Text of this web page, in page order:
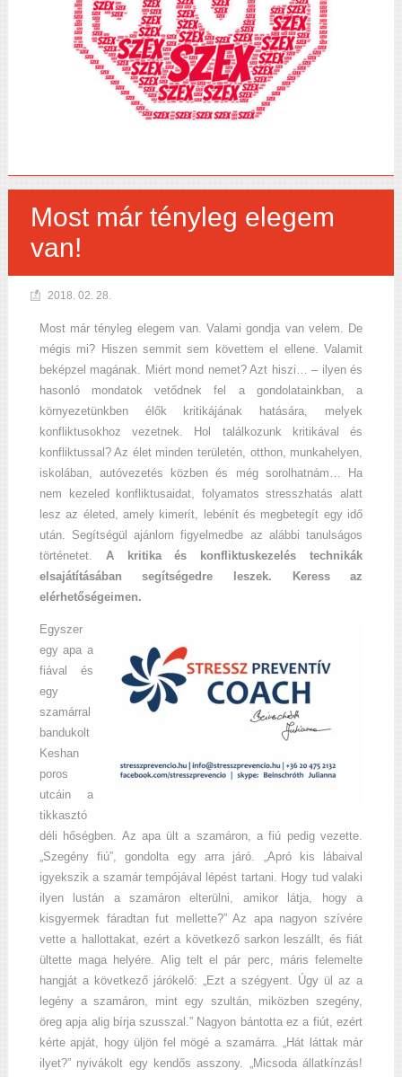
Most már tényleg elegem
van!
2018. 02. 28.
Most már tényleg elegem van. Valami gondja van velem. De
mégis mi? Hiszen semmit sem követtem el ellene. Valamit
beképzel magának. Miért mond nemet? Azt hiszi… – ilyen és
hasonló mondatok vetődnek fel a gondolatainkban, a
környezetünkben élők kritikájának hatására, melyek
konfliktusokhoz vezetnek. Hol találkozunk kritikával és
konfliktussal? Az élet minden területén, otthon, munkahelyen,
iskolában, autóvezetés közben és még sorolhatnám… Ha
nem kezeled konfliktusaidat, folyamatos stresszhatás alatt
lesz az életed, amely kimerít, lebénít és megbetegít egy idő
után. Segítségül ajánlom figyelmedbe az alábbi tanulságos
történetet. A kritika és konfliktuskezelés technikák
elsajátításában segítségedre leszek. Keress az
elérhetőségeimen.
Egyszer
egy apa a
fiával és
egy
szamárral
bandukolt
Keshan
poros
utcáin a
tikkasztó
déli hőségben. Az apa ült a szamáron, a fiú pedig vezette.
„Szegény fiú”, gondolta egy arra járó. „Apró kis lábaival
igyekszik a szamár tempójával lépést tartani. Hogy tud valaki
ilyen lustán a szamáron elterülni, amikor látja, hogy a
kisgyermek fáradtan fut mellette?” Az apa nagyon szívére
vette a hallottakat, ezért a következő sarkon leszállt, és fiát
ültette maga helyére. Alig telt el pár perc, máris felemelte
hangját a következő járókelő: „Ezt a szégyent. Úgy ül az a
legény a szamáron, mint egy szultán, miközben szegény,
öreg apja alig bírja szusszal.” Nagyon bántotta ez a fiút, ezért
kérte apját, hogy üljön fel mögé a szamárra. „Hát láttak már
ilyet?” nyivákolt egy kendős asszony. „Micsoda állatkínzás!